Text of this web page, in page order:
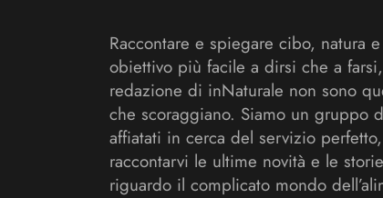
Raccontare e spiegare cibo, natura
obiettivo più facile a dirsi che a
redazione di inNaturale non sono
che scoraggiano. Siamo un gruppo
affiatati in cerca del servizio
raccontarvi le ultime novità e le
riguardo il complicato mondo